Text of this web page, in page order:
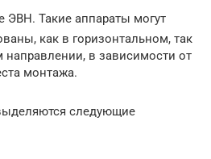
ЭВН. Такие аппараты могут
как в горизонтальном, так
направлении, в зависимости от
монтажа.
следующие